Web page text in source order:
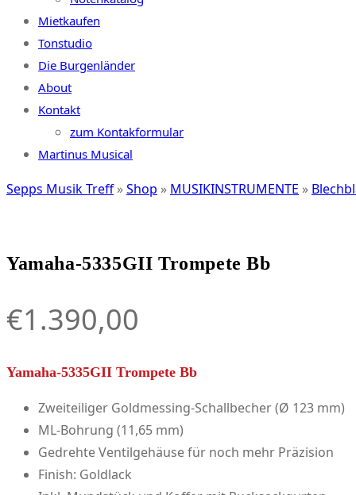
Mietkaufen
Tonstudio
Die Burgenländer
About
Kontakt
zum Kontakformular
Martinus Musical
Sepps Musik Treff»Shop » MUSIKINSTRUMENTE »
Yamaha-5335GII Trompete Bb
€1.390,00
Yamaha-5335GII Trompete Bb
Zweiteiliger Goldmessing-Schallbecher (Ø 123 mm)
ML-Bohrung (11,65 mm)
Gedrehte Ventilgehäuse für noch mehr Präzision
Finish: Goldlack